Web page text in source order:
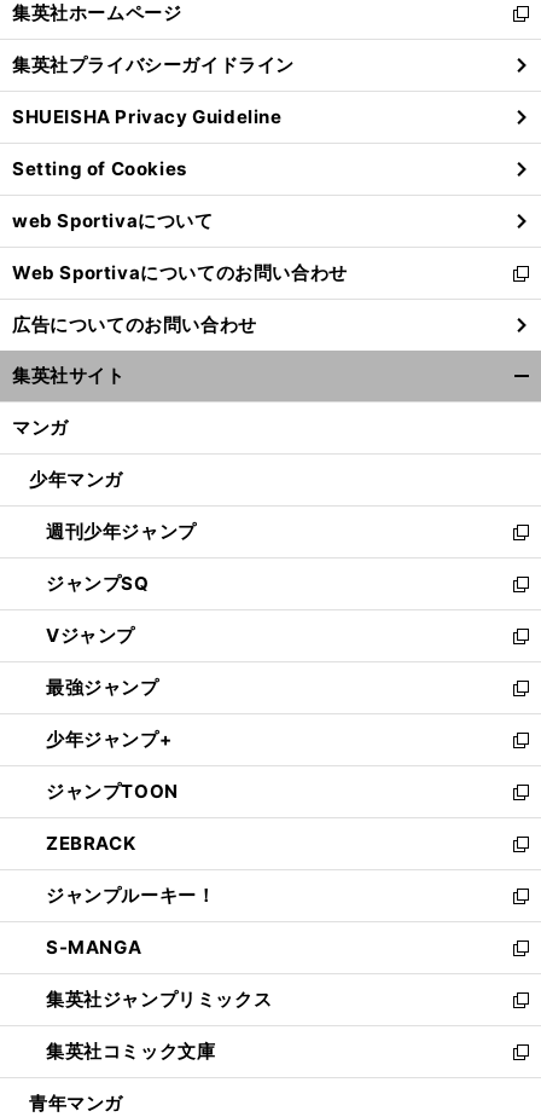
閉
る
集英社ホームページ
新
し
い
ウ
ィ
ン
ド
ウ
で
開
く
集英社プライバシーガイドライン
SHUEISHA Privacy Guideline
Setting of Cookies
web Sportivaについて
Web Sportivaについてのお問い合わせ
新
し
い
ウ
ィ
ン
ウ
開
く
広告についてのお問い合わせ
集英社サイト
マンガ
少年マンガ
週刊少年ジャンプ
新
し
い
ウ
ィ
ン
ド
ウ
で
開
く
ジャンプSQ
新
し
い
ウ
ィ
ン
ド
ウ
で
開
く
Vジャンプ
新
し
い
ウ
ィ
ン
ド
ウ
で
開
く
最強ジャンプ
新
し
い
ウ
ィ
ン
ド
ウ
で
開
く
少年ジャンプ+
新
し
い
ウ
ィ
ン
ド
ウ
で
開
く
ジャンプTOON
新
し
い
ウ
ィ
ン
ド
ウ
で
開
く
ZEBRACK
新
し
い
ウ
ィ
ン
ド
ウ
で
開
ジャンプルーキー！
新
し
い
ウ
ィ
ン
ド
ウ
S-MANGA
新
し
い
ウ
ィ
ン
集英社ジャンプリミックス
新
し
い
ウ
集英社コミック文庫
新
し
青年マンガ